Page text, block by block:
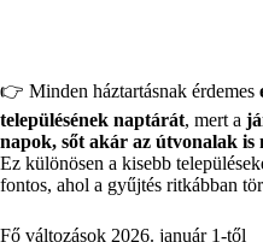
👉 Minden háztartásnak érdemes
településének naptárát, mert a
napok, sőt akár az útvonalak is
Ez különösen a kisebb
fontos, ahol a gyűjtés ritkábban
Fő változások 2026. január 1-től